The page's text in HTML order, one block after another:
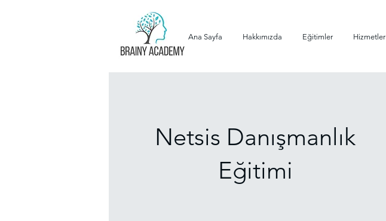
Ana Sayfa Hakkımızda Eğitimler Hizmetler
Netsis Danışmanlık
Eğitimi